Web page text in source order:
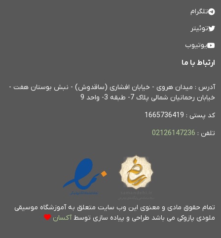
تلگرام
توئیتر
یوتیوب
ارتباط با ما
آدرس : میدان هروی - خیابان افشاری (ساقدوش) - نبش بوستان هفت -
خیابان رحمانیان شمالی پلاک 7- طبقه 3- واحد 9
کد پستی : 1665736419
تلفن : 02126147236
تمام حقوق مادی و معنوی این وب سایت متعلق به آموزشگاه موسیقی
ملودی پازوکی می باشد طراحی و پیاده سازی توسطآکسان